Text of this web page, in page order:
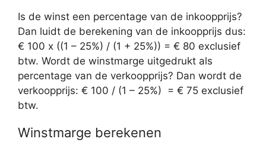
Is de winst een percentage van de inkoopprijs?
Dan luidt de berekening van de inkoopprijs dus:
€ 100 x ((1 – 25%) / (1 + 25%)) = € 80 exclusief
btw. Wordt de winstmarge uitgedrukt als
percentage van de verkoopprijs? Dan wordt de
verkoopprijs: € 100 / (1 – 25%) = € 75 exclusief
btw.
Winstmarge berekenen